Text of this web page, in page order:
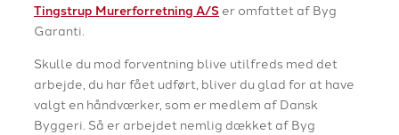
Tingstrup Murerforretning A/S er omfattet af Byg
Garanti.
Skulle du mod forventning blive utilfreds med det
arbejde, du har fået udført, bliver du glad for at have
valgt en håndværker, som er medlem af Dansk
Byggeri. Så er arbejdet nemlig dækket af Byg